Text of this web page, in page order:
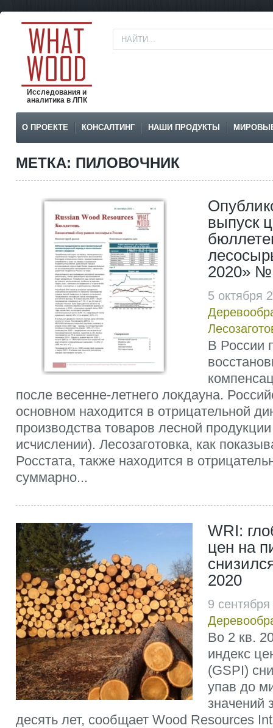
Исследования и
аналитика в ЛПК
О ПРОЕКТЕ КОНСАЛТИНГ НАШИ ПРОДУКТЫ
МЕТКА: ПИЛОВОЧНИК
выпуск
2020»
5 октября
В России
после весенне-летнего локдауна.
основном находится в отрицательной
производства товаров лесной
исчислении). Лесозаготовка, как
Росстата, также находится в
суммарно...
WRI:
цен на
2020
9
Во 2 кв.
индекс
(GSPI)
упав до
значений
десять лет, сообщает Wood Resources